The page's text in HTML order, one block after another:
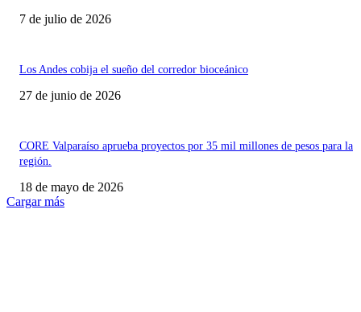
7 de julio de 2026
Los Andes cobija el sueño del corredor bioceánico
27 de junio de 2026
CORE Valparaíso aprueba proyectos por 35 mil millones de pesos para la
región.
18 de mayo de 2026
Cargar más